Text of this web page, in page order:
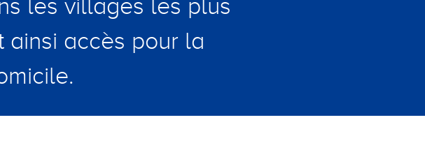
ainsi accès pour la